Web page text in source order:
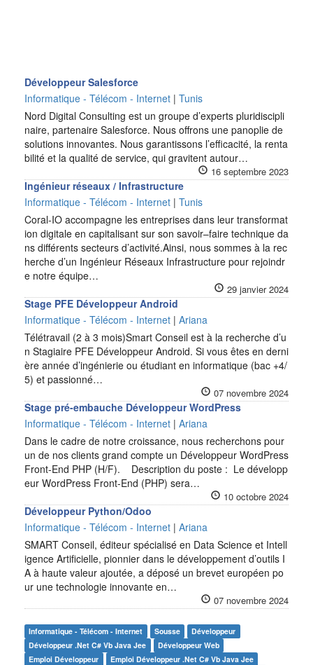
Développeur Salesforce
Informatique - Télécom - Internet | Tunis
Nord Digital Consulting est un groupe d’experts pluridiscipli
naire, partenaire Salesforce. Nous offrons une panoplie de
solutions innovantes. Nous garantissons l’efficacité, la renta
bilité et la qualité de service, qui gravitent autour…
16 septembre 2023
Ingénieur réseaux / Infrastructure
Informatique - Télécom - Internet | Tunis
Coral-IO accompagne les entreprises dans leur transformat
ion digitale en capitalisant sur son savoir–faire technique da
ns différents secteurs d’activité.Ainsi, nous sommes à la rec
herche d’un Ingénieur Réseaux Infrastructure pour rejoindr
e notre équipe…
29 janvier 2024
Stage PFE Développeur Android
Informatique - Télécom - Internet | Ariana
Télétravail (2 à 3 mois)Smart Conseil est à la recherche d’u
n Stagiaire PFE Développeur Android. Si vous êtes en derni
ère année d’ingénierie ou étudiant en informatique (bac +4/
5) et passionné…
07 novembre 2024
Stage pré-embauche Développeur WordPress
Informatique - Télécom - Internet | Ariana
Dans le cadre de notre croissance, nous recherchons pour
un de nos clients grand compte un Développeur WordPress
Front-End PHP (H/F). Description du poste : Le développ
eur WordPress Front-End (PHP) sera…
10 octobre 2024
Développeur Python/Odoo
Informatique - Télécom - Internet | Ariana
SMART Conseil, éditeur spécialisé en Data Science et Intell
igence Artificielle, pionnier dans le développement d’outils I
A à haute valeur ajoutée, a déposé un brevet européen po
ur une technologie innovante en…
07 novembre 2024
Informatique - Télécom - Internet Sousse
Développeur
Développeur .net C# Vb Java Jee
Développeur Web
Emploi Développeur
Emploi Développeur .net C# Vb Java Jee